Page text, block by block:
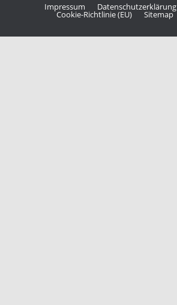
Impres­sum
Daten­schutz­er­klä­rung
Coo­kie-Rich­t­­li­­nie (EU) Site­map